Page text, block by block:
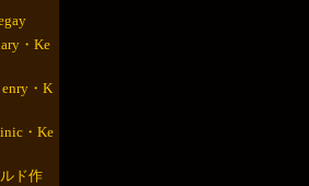
・Ke
・K
・Ke
ド作